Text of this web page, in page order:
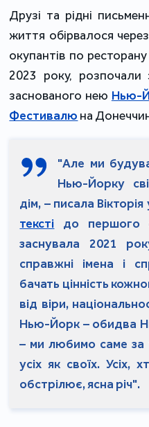
Друзі та рідні
життя обірвалося
окупантів по
2023 року, розпочали
заснованого нею Нью-
Фестивалю на
"Але ми
Нью-Йорку
дім, – писала
тексті до першого
заснувала 2021
справжні імена і
бачать цінність
від віри,
Нью-Йорк – обидва
– ми любимо саме
усіх як своїх. Усіх,
обстрілює, ясна річ".